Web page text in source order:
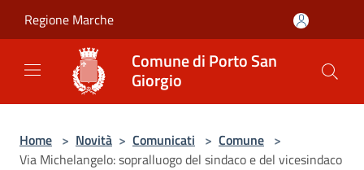
Regione Marche
Comune di Porto San
Giorgio
Home > Novità > Comunicati > Comune >
Via Michelangelo: sopralluogo del sindaco e del vicesindaco